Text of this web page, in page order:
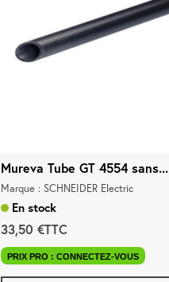
Mureva Tube GT 4554 sans...
Marque : SCHNEIDER Electric
En stock
33,50 €TTC
PRIX PRO : CONNECTEZ-VOUS